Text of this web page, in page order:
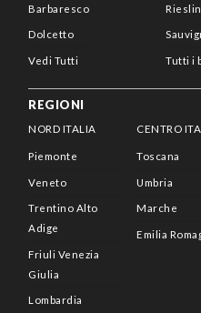
Barbaresco
Dolcetto
Vedi Tutti Tutti i
REGIONI
NORD ITALIA
Piemonte
Veneto
Trentino Alto
Adige
Friuli Venezia
Giulia
Lombardia
CENTRO
Toscana
Umbria
Marche
Emilia